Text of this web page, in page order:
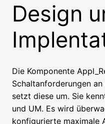
Design
Die Komponente
Schaltanforderungen
setzt diese um. Sie
und UM. Es wird
konfigurierte maximale